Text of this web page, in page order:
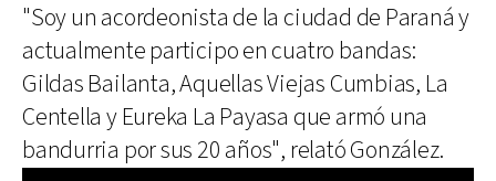
"Soy un acordeonista de la ciudad de Paraná y
actualmente participo en cuatro bandas:
Gildas Bailanta, Aquellas Viejas Cumbias, La
Centella y Eureka La Payasa que armó una
bandurria por sus 20 años", relató González.